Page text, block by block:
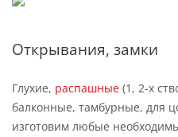
Открывания, замки
Глухие, распашные (1, 2-х
балконные, тамбурные, для
изготовим любые